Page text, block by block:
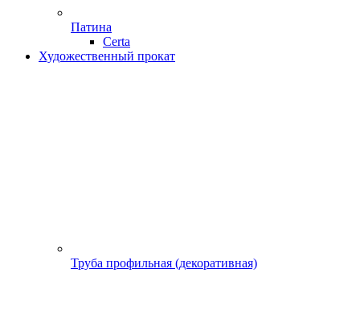
Патина
Certa
Художественный прокат
Труба профильная (декоративная)